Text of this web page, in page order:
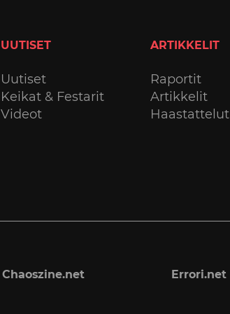
UUTISET
Uutiset
Keikat & Festarit
Videot
ARTIKKELIT
Raportit
Artikkelit
Haastattelut
Chaoszine.net Errori.net